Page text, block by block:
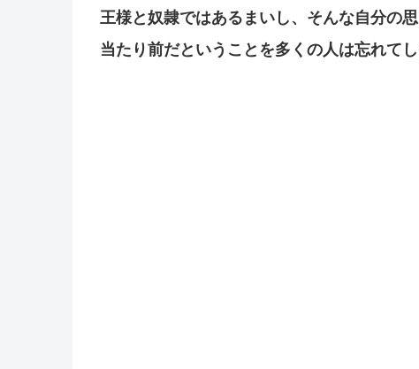
王様と奴隷ではあるまいし、そんな自分の
当たり前だということを多くの人は忘れてし